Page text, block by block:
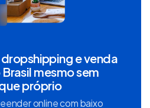
e venda
mesmo sem
próprio
online com baixo